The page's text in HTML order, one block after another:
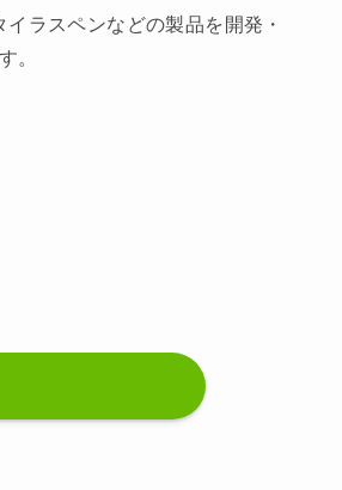
ラスペンなどの製品を開発・
。